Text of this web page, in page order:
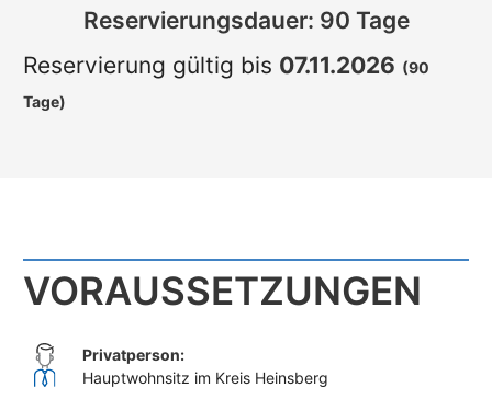
Reservierungsdauer: 90 Tage
Reservierung gültig bis 07.11.2026 (90
Tage)
VORAUSSETZUNGEN
Privatperson:
Hauptwohnsitz im Kreis Heinsberg